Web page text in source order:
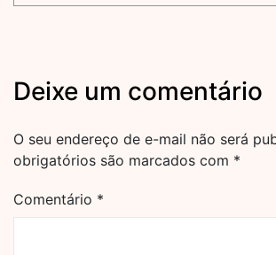
Deixe um comentário
O seu endereço de e-mail não será
obrigatórios são marcados com *
Comentário *